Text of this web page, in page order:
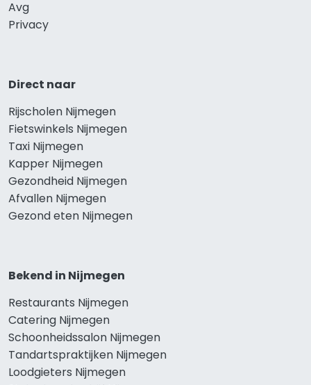
Avg
Privacy
Direct naar
Rijscholen Nijmegen
Fietswinkels Nijmegen
Taxi Nijmegen
Kapper Nijmegen
Gezondheid Nijmegen
Afvallen Nijmegen
Gezond eten Nijmegen
Bekend in Nijmegen
Restaurants Nijmegen
Catering Nijmegen
Schoonheidssalon Nijmegen
Tandartspraktijken Nijmegen
Loodgieters Nijmegen